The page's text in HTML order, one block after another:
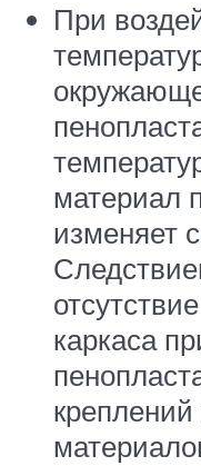
При
материал
изменяет
каркаса